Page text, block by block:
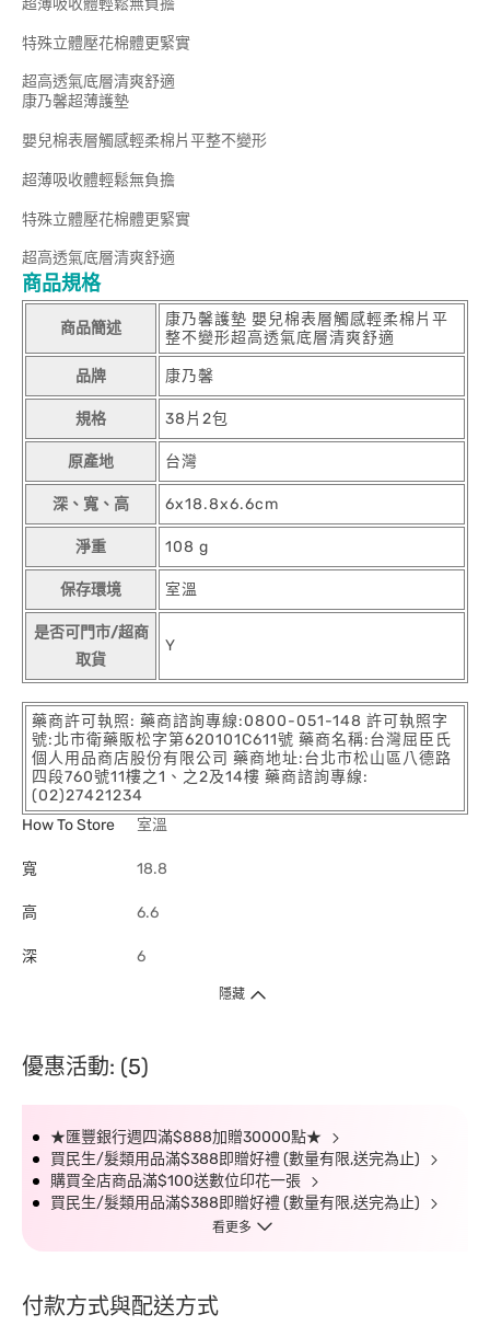
超薄吸收體輕鬆無負擔
特殊立體壓花棉體更緊實
超高透氣底層清爽舒適
康乃馨超薄護墊
嬰兒棉表層觸感輕柔棉片平整不變形
超薄吸收體輕鬆無負擔
特殊立體壓花棉體更緊實
超高透氣底層清爽舒適
商品規格
商品簡述
康乃馨護墊 嬰兒棉表層觸感輕柔棉片平
整不變形超高透氣底層清爽舒適
品牌 康乃馨
規格 38片2包
原產地 台灣
深、寬、高 6x18.8x6.6cm
淨重 108 g
保存環境 室溫
是否可門市/超商
取貨
Y
藥商許可執照: 藥商諮詢專線:0800-051-148 許可執照字
號:北市衛藥販松字第620101C611號 藥商名稱:台灣屈臣氏
個人用品商店股份有限公司 藥商地址:台北市松山區八德路
四段760號11樓之1、之2及14樓 藥商諮詢專線:
(02)27421234
How To Store
室溫
寬 18.8
高 6.6
深 6
隱藏
優惠活動: (5)
★匯豐銀行週四滿$888加贈30000點★
買民生/髮類用品滿$388即贈好禮 (數量有限,送完為止)
購買全店商品滿$100送數位印花一張
買民生/髮類用品滿$388即贈好禮 (數量有限,送完為止)
看更多
付款方式與配送方式